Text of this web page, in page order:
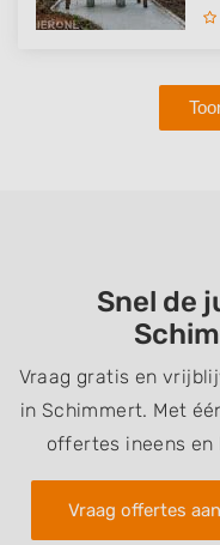
Snel de
Vraag gratis en
in Schimmert. Met
offertes ineens en
Vraag offertes